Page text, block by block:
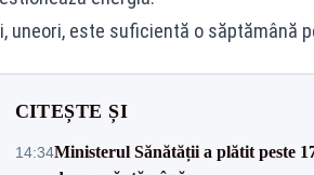
uneori, este suficientă o săptămână
CITEȘTE ȘI
14:34Ministerul Sănătății a plătit peste